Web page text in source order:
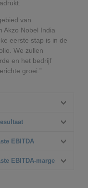
van
Akzo Nobel India
eerste stap is in de
We zullen
en het bedrijf
groei.”
EBITDA
EBITDA-marge